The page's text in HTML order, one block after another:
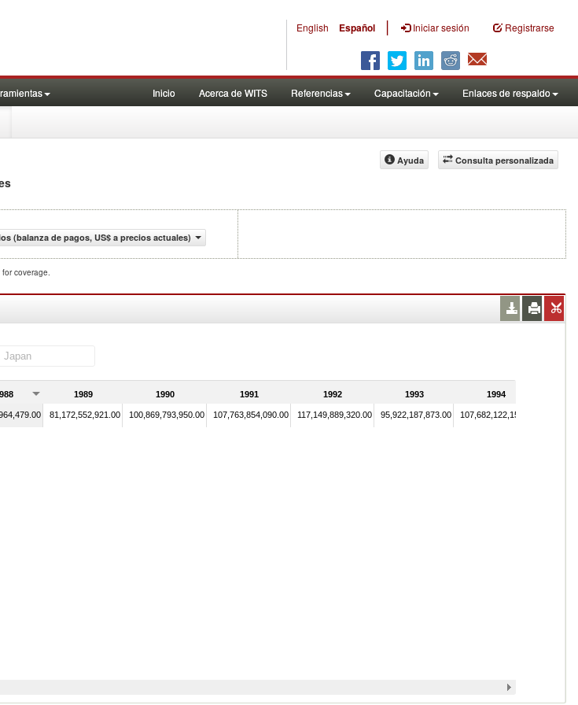
English Español | Iniciar sesión Registrarse
Inicio Acerca de WITS Referencias Capacitación Enlaces de respaldo
Consulta personalizada
Ayuda
(balanza de pagos, US$ a precios actuales)
for coverage.
1989 1990 1991 1992 1993 1994
81,172,552,921.00 100,869,793,950.00 107,763,854,090.00 117,149,889,320.00 95,922,187,873.00 107,682,122,150.00